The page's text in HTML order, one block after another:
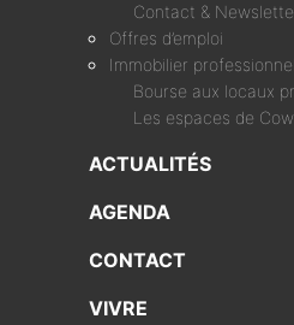
Contact &
Offres d’emploi
Immobilier professionnel
Bourse aux locaux
Les espaces de
ACTUALITÉS
AGENDA
CONTACT
VIVRE